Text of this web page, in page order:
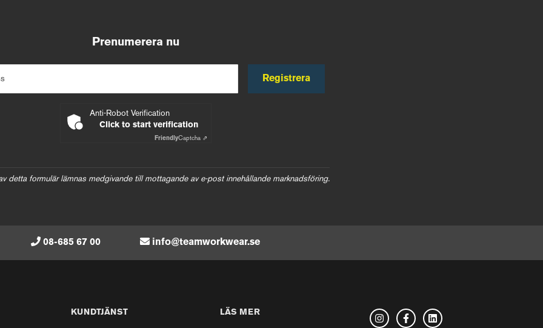
Prenumerera nu
Registrera
Anti-Robot Verification
Click to start verification
FriendlyCaptcha ⇗
detta formulär lämnas medgivande till mottagande av e-post innehållande marknadsföring.
08-685 67 00 info@teamworkwear.se
KUNDTJÄNST LÄS MER